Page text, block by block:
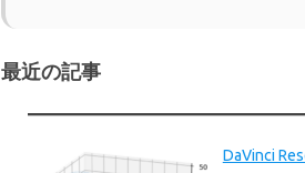
最近の記事
DaVinci